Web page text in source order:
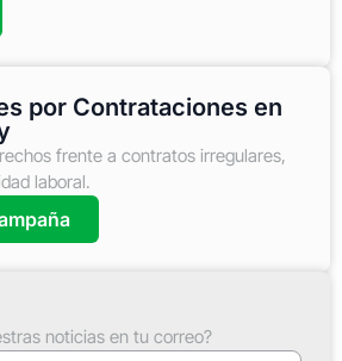
por Contrataciones en
frente a contratos irregulares,
laboral.
noticias en tu correo?